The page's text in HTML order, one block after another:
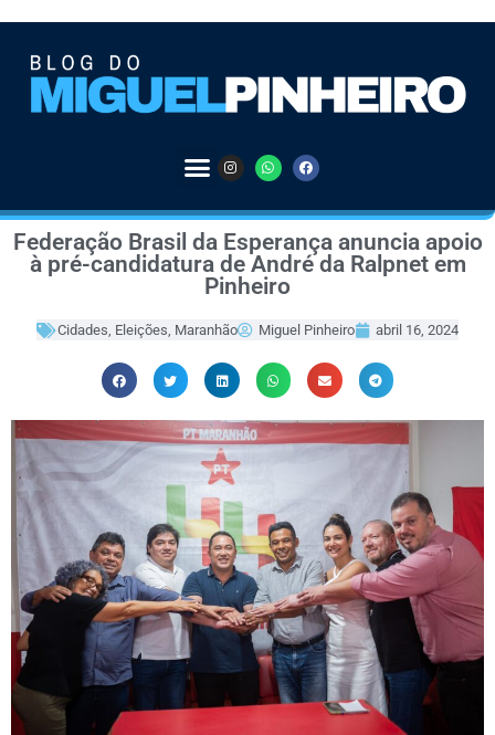
Federação Brasil da Esperança anuncia apoio
à pré-candidatura de André da Ralpnet em
Pinheiro
Cidades, Eleições, Maranhão Miguel Pinheiro abril 16, 2024